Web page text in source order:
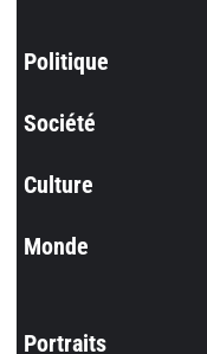
Politique
Société
Culture
Monde
Portraits